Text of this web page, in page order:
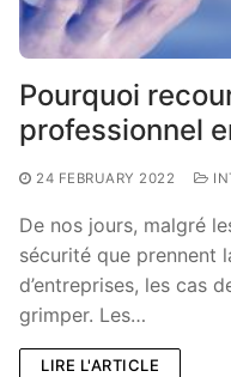
Pourquoi
professionnel
24 FEBRUARY 2022
De nos jours, malgré
sécurité que prennent
d’entreprises, les cas
grimper. Les…
LIRE L'ARTICLE